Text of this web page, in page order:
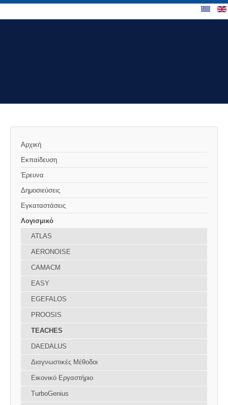
Αρχική
Εκπαίδευση
Έρευνα
Δημοσιεύσεις
Εγκαταστάσεις
Λογισμικό
ATLAS
AERONOISE
CAMACM
EASY
EGEFALOS
PROOSIS
TEACHES
DAEDALUS
Διαγνωστικές Μέθοδοι
Εικονικό Εργαστήριο
TurboGenius